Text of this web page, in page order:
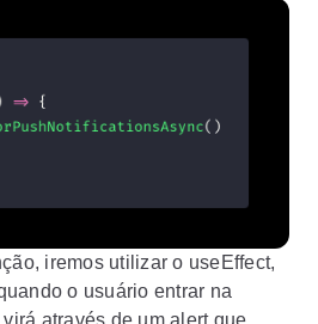
iremos utilizar o useEffect,
o usuário entrar na
através de um alert que